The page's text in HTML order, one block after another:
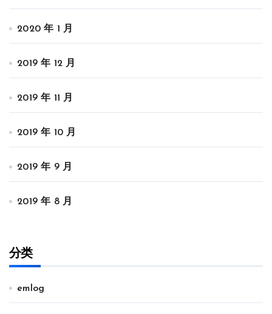
2020 年 1 月
2019 年 12 月
2019 年 11 月
2019 年 10 月
2019 年 9 月
2019 年 8 月
分类
emlog